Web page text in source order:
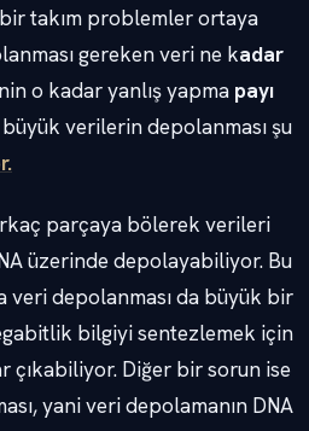
takım problemler ortaya
gereken veri ne kadar
o kadar yanlış yapma payı
verilerin depolanması şu
parçaya bölerek verileri
üzerinde depolayabiliyor. Bu
veri depolanması da büyük bir
bilgiyi sentezlemek için
çıkabiliyor. Diğer bir sorun ise
yani veri depolamanın DNA